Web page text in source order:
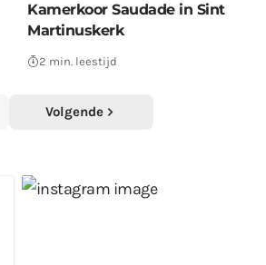
Kamerkoor Saudade in Sint
Martinuskerk
2 min. leestijd
Volgende